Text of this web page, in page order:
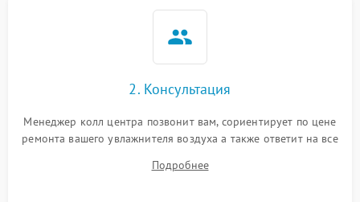
2. Консультация
Менеджер колл центра позвонит вам, сориентирует по цене
ремонта вашего увлажнителя воздуха а также ответит на все
Подробнее